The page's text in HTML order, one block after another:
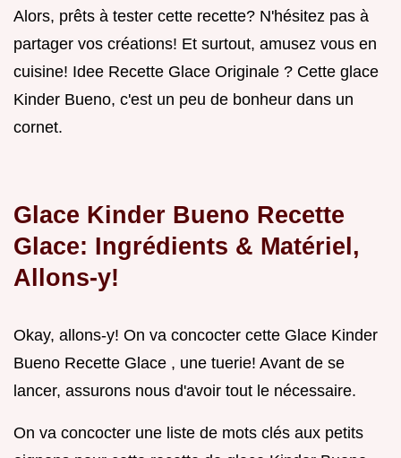
Alors, prêts à tester cette recette? N'hésitez pas à
partager vos créations! Et surtout, amusez vous en
cuisine! Idee Recette Glace Originale ? Cette glace
Kinder Bueno, c'est un peu de bonheur dans un
cornet.
Glace Kinder Bueno Recette
Glace: Ingrédients & Matériel,
Allons-y!
Okay, allons-y! On va concocter cette Glace Kinder
Bueno Recette Glace , une tuerie! Avant de se
lancer, assurons nous d'avoir tout le nécessaire.
On va concocter une liste de mots clés aux petits